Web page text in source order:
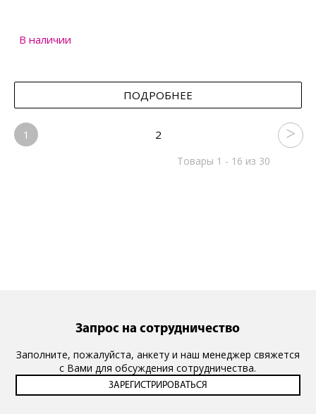
В наличии
ПОДРОБНЕЕ
1 2
Товары 1 - 16 из 30
Запрос на сотрудничество
Заполните, пожалуйста, анкету и наш менеджер свяжется
с Вами для обсуждения сотрудничества.